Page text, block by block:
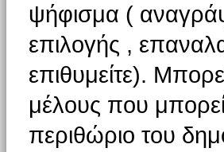
ψήφισμα (
επιλογής ,
επιθυμείτε).
μέλους που
περιθώριο του